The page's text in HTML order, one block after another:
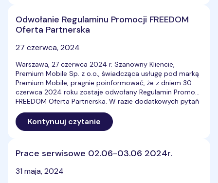
Odwołanie Regulaminu Promocji FREEDOM
Oferta Partnerska
27 czerwca, 2024
Warszawa, 27 czerwca 2024 r. Szanowny Kliencie,
Premium Mobile Sp. z o.o., świadcząca usługę pod marką
Premium Mobile, pragnie poinformować, że z dniem 30
czerwca 2024 roku zostaje odwołany Regulamin Promocji
FREEDOM Oferta Partnerska. W razie dodatkowych pytań
prosimy o kontakt z Działem Obsługi Klienta Premium
Mobile telefonicznie pod numerami +48 222 300 999 lub
+48 722 792 […]
Kontynuuj czytanie
Prace serwisowe 02.06-03.06 2024r.
31 maja, 2024